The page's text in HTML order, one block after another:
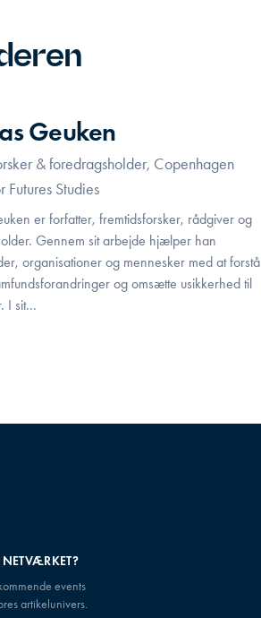
Geuken
& foredragsholder, Copenhagen
Futures Studies
er forfatter, fremtidsforsker, rådgiver og
Gennem sit arbejde hjælper han
organisationer og mennesker med at forstå
og omsætte usikkerhed til
I sit...
events
artikelunivers.